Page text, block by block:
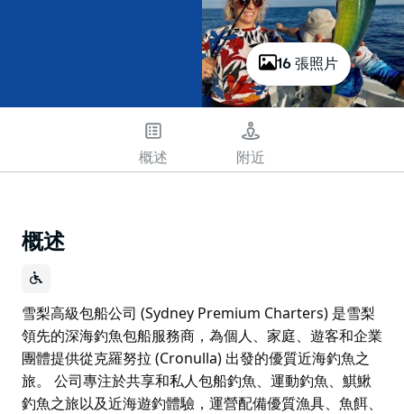
16 張照片
概述 附近
概述
雪梨高級包船公司 (Sydney Premium Charters) 是雪梨
領先的深海釣魚包船服務商，為個人、家庭、遊客和企業
團體提供從克羅努拉 (Cronulla) 出發的優質近海釣魚之
旅。 公司專注於共享和私人包船釣魚、運動釣魚、鯕鰍
釣魚之旅以及近海遊釣體驗，運營配備優質漁具、魚餌、